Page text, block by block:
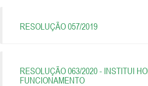
RESOLUÇÃO 057/2019
RESOLUÇÃO 063/2020 - INSTITUI
FUNCIONAMENTO